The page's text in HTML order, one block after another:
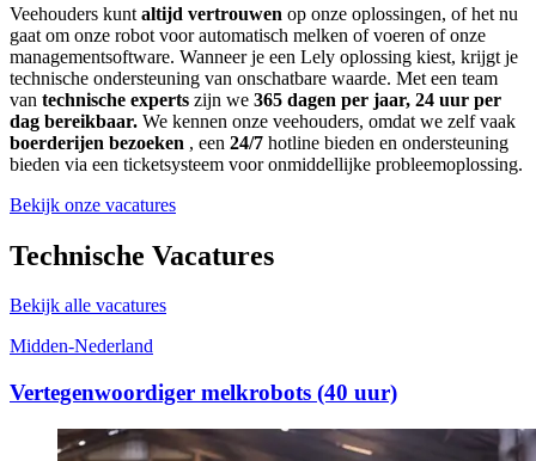
Veehouders kunt altijd vertrouwen op onze oplossingen, of het nu
gaat om onze robot voor automatisch melken of voeren of onze
managementsoftware. Wanneer je een Lely oplossing kiest, krijgt je
technische ondersteuning van onschatbare waarde. Met een team
van technische experts zijn we 365 dagen per jaar, 24 uur per
dag bereikbaar. We kennen onze veehouders, omdat we zelf vaak
boerderijen bezoeken , een 24/7 hotline bieden en ondersteuning
bieden via een ticketsysteem voor onmiddellijke probleemoplossing.
Bekijk onze vacatures
Technische Vacatures
Bekijk alle vacatures
Midden-Nederland
Vertegenwoordiger melkrobots (40 uur)